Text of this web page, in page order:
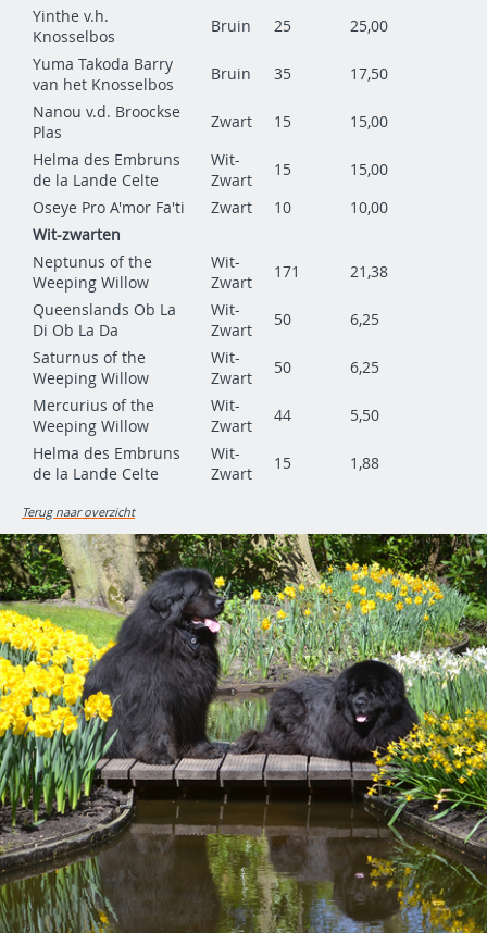
Yinthe v.h.
Knosselbos
Bruin 25
25,00
Yuma Takoda Barry
van het Knosselbos
Bruin 35
17,50
Nanou v.d. Broockse
Plas
Zwart 15
15,00
Helma des Embruns
de la Lande Celte
Wit-
Zwart
15
15,00
Oseye Pro A'mor Fa'ti
Zwart 10
10,00
Wit-zwarten
Neptunus of the
Weeping Willow
Wit-
Zwart
171
21,38
Queenslands Ob La
Di Ob La Da
Wit-
Zwart
50
6,25
Saturnus of the
Weeping Willow
Wit-
Zwart
50
6,25
Mercurius of the
Weeping Willow
Wit-
Zwart
44
5,50
Helma des Embruns
de la Lande Celte
Wit-
Zwart
15 1,88
Terug naar overzicht